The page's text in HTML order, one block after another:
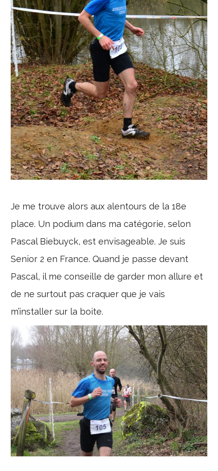
Je me trouve alors aux alentours de la 18e
place. Un podium dans ma catégorie, selon
Pascal Biebuyck, est envisageable. Je suis
Senior 2 en France. Quand je passe devant
Pascal, il me conseille de garder mon allure et
de ne surtout pas craquer que je vais
m’installer sur la boite.